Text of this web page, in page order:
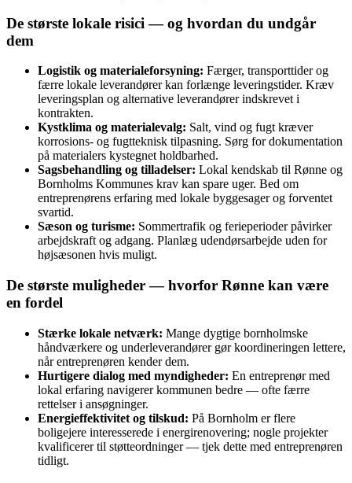
De største lokale risici — og hvordan du undgår
dem
Logistik og materialeforsyning: Færger, transporttider og
færre lokale leverandører kan forlænge leveringstider. Kræv
leveringsplan og alternative leverandører indskrevet i
kontrakten.
Kystklima og materialevalg: Salt, vind og fugt kræver
korrosions‑ og fugtteknisk tilpasning. Sørg for dokumentation
på materialers kystegnet holdbarhed.
Sagsbehandling og tilladelser: Lokal kendskab til Rønne og
Bornholms Kommunes krav kan spare uger. Bed om
entreprenørens erfaring med lokale byggesager og forventet
svartid.
Sæson og turisme: Sommertrafik og ferieperioder påvirker
arbejdskraft og adgang. Planlæg udendørsarbejde uden for
højsæsonen hvis muligt.
De største muligheder — hvorfor Rønne kan være
en fordel
Stærke lokale netværk: Mange dygtige bornholmske
håndværkere og underleverandører gør koordineringen lettere,
når entreprenøren kender dem.
Hurtigere dialog med myndigheder: En entreprenør med
lokal erfaring navigerer kommunen bedre — ofte færre
rettelser i ansøgninger.
Energieffektivitet og tilskud: På Bornholm er flere
boligejere interesserede i energirenovering; nogle projekter
kvalificerer til støtteordninger — tjek dette med entreprenøren
tidligt.